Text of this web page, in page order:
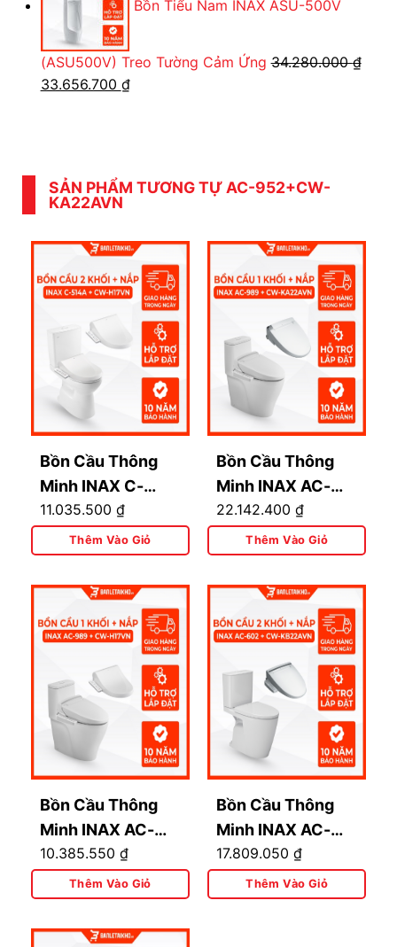
423.164 ₫.là:
Bồn Tiểu Nam INAX ASU-500V
(ASU500V) Treo Tường Cảm Ứng 34.280.000₫
Giá
33.656.700 ₫Giá
SẢN PHẨM TƯƠNG TỰ AC-952+CW-
KA22AVN
Bồn Cầu Thông
Minh INAX C-
514A+CW-H17VN
11.035.500 ₫
Thêm Vào Giỏ
Bồn Cầu Thông
Minh INAX AC-
989+CW-
KA22AVN Có
Remote
22.142.400 ₫
Thêm Vào Giỏ
Bồn Cầu Thông
Minh INAX AC-
989+CW-H17VN
10.385.550 ₫
Thêm Vào Giỏ
Bồn Cầu Thông
Minh INAX AC-
602+CW-
KB22AVN
17.809.050 ₫
Thêm Vào Giỏ